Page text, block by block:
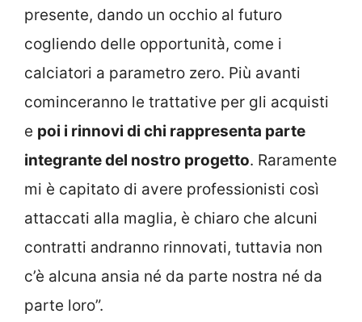
presente, dando un occhio al futuro
cogliendo delle opportunità, come i
calciatori a parametro zero. Più avanti
cominceranno le trattative per gli acquisti
e poi i rinnovi di chi rappresenta parte
integrante del nostro progetto. Raramente
mi è capitato di avere professionisti così
attaccati alla maglia, è chiaro che alcuni
contratti andranno rinnovati, tuttavia non
c’è alcuna ansia né da parte nostra né da
parte loro”.